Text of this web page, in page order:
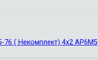
76 ( Некомплект) 4х2 АР6М5